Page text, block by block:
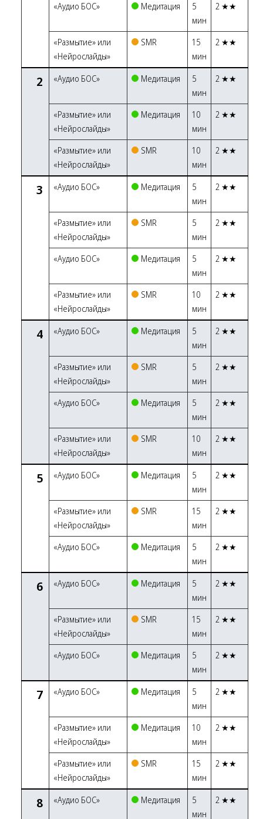
«Аудио БОС» Медитация
5
мин
2 ★★
«Размытие» или
«Нейрослайды»
SMR
15
мин
2 ★★
2 «Аудио БОС» Медитация
5
мин
2 ★★
«Размытие» или
«Нейрослайды»
Медитация
10
мин
2 ★★
«Размытие» или
«Нейрослайды»
SMR
10
мин
2 ★★
3 «Аудио БОС» Медитация
5
мин
2 ★★
«Размытие» или
«Нейрослайды»
SMR
5
мин
2 ★★
«Аудио БОС» Медитация
5
мин
2 ★★
«Размытие» или
«Нейрослайды»
SMR
10
мин
2 ★★
4 «Аудио БОС» Медитация
5
мин
2 ★★
«Размытие» или
«Нейрослайды»
SMR
5
мин
2 ★★
«Аудио БОС» Медитация
5
мин
2 ★★
«Размытие» или
«Нейрослайды»
SMR
10
мин
2 ★★
5 «Аудио БОС» Медитация
5
мин
2 ★★
«Размытие» или
«Нейрослайды»
SMR
15
мин
2 ★★
«Аудио БОС» Медитация
5
мин
2 ★★
6 «Аудио БОС» Медитация
5
мин
2 ★★
«Размытие» или
«Нейрослайды»
SMR
15
мин
2 ★★
«Аудио БОС» Медитация
5
мин
2 ★★
7 «Аудио БОС» Медитация
5
мин
2 ★★
«Размытие» или
«Нейрослайды»
Медитация
10
мин
2 ★★
«Размытие» или
«Нейрослайды»
SMR
15
мин
2 ★★
8 «Аудио БОС» Медитация
5
мин
2 ★★